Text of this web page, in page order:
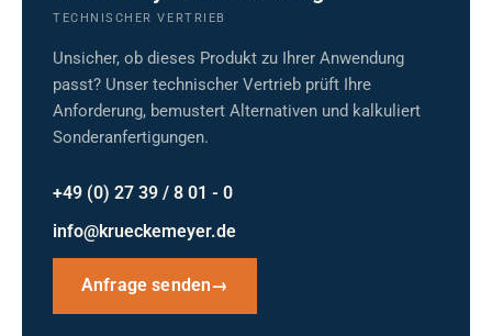
TECHNISCHER VERTRIEB
Unsicher, ob dieses Produkt zu Ihrer Anwendung
passt? Unser technischer Vertrieb prüft Ihre
Anforderung, bemustert Alternativen und kalkuliert
Sonderanfertigungen.
+49 (0) 27 39 / 8 01 - 0
info@krueckemeyer.de
Anfrage senden→